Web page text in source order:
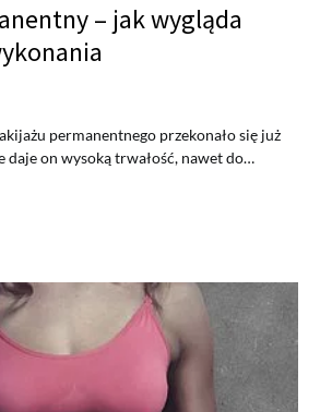
– jak wygląda
permanentnego przekonało się już
daje on wysoką trwałość, nawet do…